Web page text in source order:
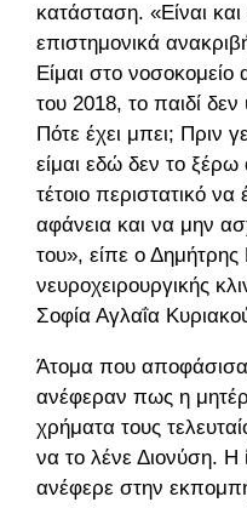
κατάσταση. «Είναι
επιστημονικά
Είμαι στο νοσοκομείο
του 2018, το παιδί
Πότε έχει μπει; Πριν
είμαι εδώ δεν το ξέρω
τέτοιο περιστατικό
αφάνεια και να μην
του», είπε ο
νευροχειρουργικής
Σοφία Αγλαΐα
Άτομα που
ανέφεραν πως η
χρήματα τους
να το λένε Διονύση. Η
ανέφερε στην